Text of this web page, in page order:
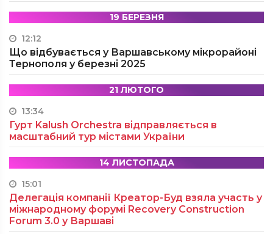
19 БЕРЕЗНЯ
12:12
Що відбувається у Варшавському мікрорайоні
Тернополя у березні 2025
21 ЛЮТОГО
13:34
Гурт Kalush Orchestra відправляється в
масштабний тур містами України
14 ЛИСТОПАДА
15:01
Делегація компанії Креатор-Буд взяла участь у
міжнародному форумі Recovery Construction
Forum 3.0 у Варшаві